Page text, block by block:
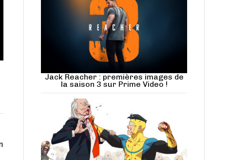
Jack Reacher : premières images de
la saison 3 sur Prime Video !